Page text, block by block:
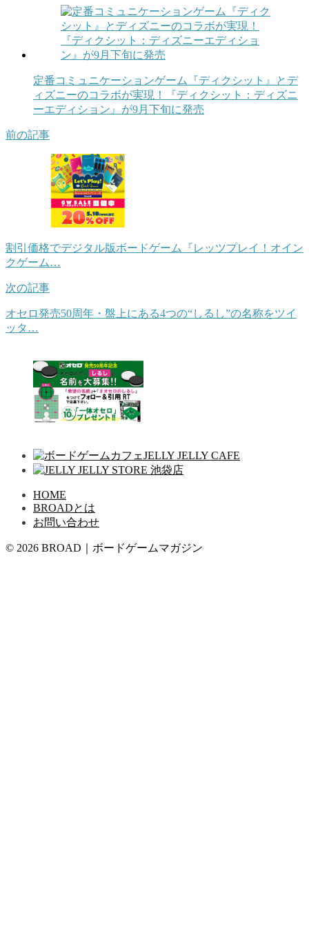
定番コミュニケーションゲーム『ディクシット』とデ
ィズニーのコラボが実現！『ディクシット：ディズニ
ーエディション』が9月下旬に発売
前の記事
割引価格でデジタル版ボードゲーム『レッツプレイ！オイン
クゲーム…
次の記事
オセロ発売50周年・盤上にある4つの“しるし”の名称をツイ
ッタ…
HOME
BROADとは
お問い合わせ
© 2026 BROAD｜ボードゲームマガジン